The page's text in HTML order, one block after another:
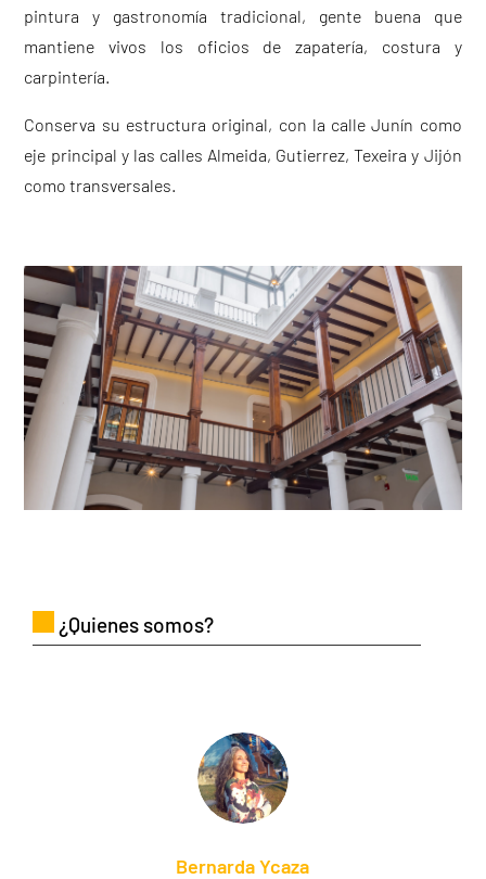
pintura y gastronomía tradicional, gente buena que
mantiene vivos los oficios de zapatería, costura y
carpintería.
Conserva su estructura original, con la calle Junín como
eje principal y las calles Almeida, Gutierrez, Texeira y Jijón
como transversales.
¿Quienes somos?
Bernarda Ycaza